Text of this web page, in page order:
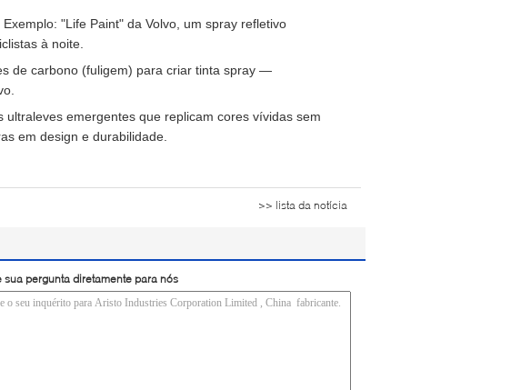
Exemplo: "Life Paint" da Volvo, um spray refletivo
à noite.
de carbono (fuligem) para criar tinta spray —
ultraleves emergentes que replicam cores vívidas sem
em design e durabilidade.
>> lista da notícia
sua pergunta diretamente para nós